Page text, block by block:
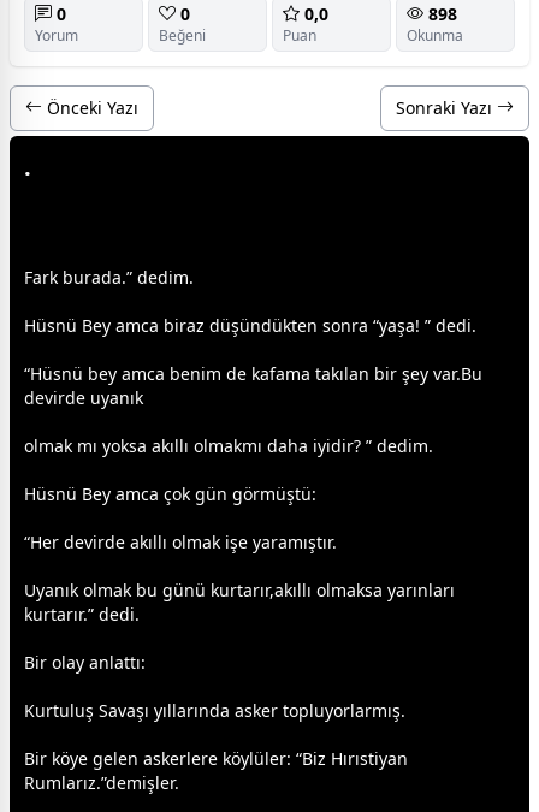
0
Yorum
0
Beğeni
0,0
Puan
898
Okunma
Önceki Yazı Sonraki Yazı
.
Fark burada.” dedim.
Hüsnü Bey amca biraz düşündükten sonra “yaşa! ” dedi.
“Hüsnü bey amca benim de kafama takılan bir şey var.Bu
devirde uyanık
olmak mı yoksa akıllı olmakmı daha iyidir? ” dedim.
Hüsnü Bey amca çok gün görmüştü:
“Her devirde akıllı olmak işe yaramıştır.
Uyanık olmak bu günü kurtarır,akıllı olmaksa yarınları
kurtarır.” dedi.
Bir olay anlattı:
Kurtuluş Savaşı yıllarında asker topluyorlarmış.
Bir köye gelen askerlere köylüler: “Biz Hırıstiyan
Rumlarız.”demişler.